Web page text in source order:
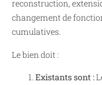
reconstruction,
changement de
cumulatives.
Le bien doit :
Existants sont :